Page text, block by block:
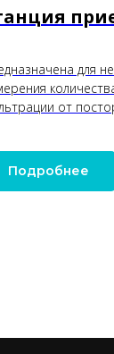
для
от
Подробнее